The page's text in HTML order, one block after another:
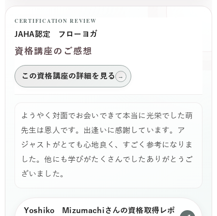
CERTIFICATION REVIEW
JAHA認定 フローヨガ
資格講座のご感想
この資格講座の詳細を見る →
ようやく対面でお会いできて本当に光栄でした萌
先生は恩人です。出逢いに感謝しています。ア
ジャストがとても心地良く、すごく参考になりま
した。他にも学びがたくさんでしたありがとうご
ざいました。
Yoshiko Mizumachiさんの資格取得レポ